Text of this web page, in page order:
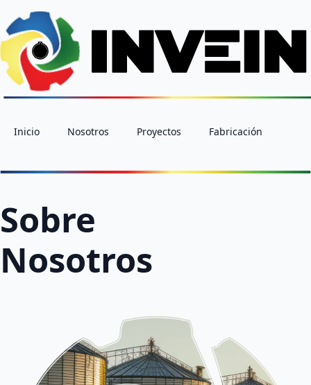
Inicio Nosotros Proyectos Fabricación
Sobre
Nosotros